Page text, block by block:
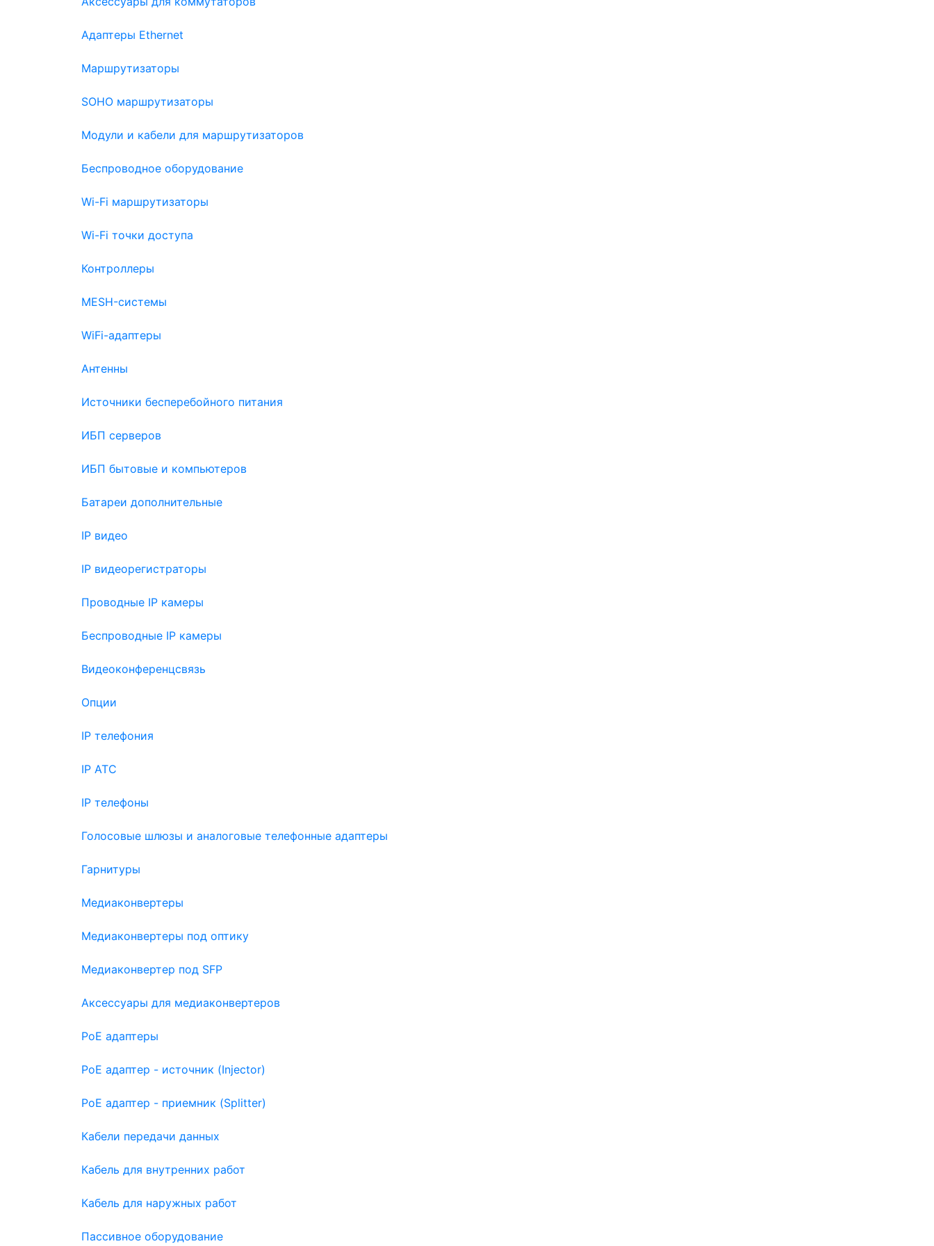
Адаптеры Ethernet
Маршрутизаторы
SOHO маршрутизаторы
Модули и кабели для маршрутизаторов
Беспроводное оборудование
Wi-Fi маршрутизаторы
Wi-Fi точки доступа
Контроллеры
MESH-системы
WiFi-адаптеры
Антенны
Источники бесперебойного питания
ИБП серверов
ИБП бытовые и компьютеров
Батареи дополнительные
IP видео
IP видеорегистраторы
Проводные IP камеры
Беспроводные IP камеры
Видеоконференцсвязь
Опции
IP телефония
IP АТС
IP телефоны
Голосовые шлюзы и аналоговые телефонные адаптеры
Гарнитуры
Медиаконвертеры
Медиаконвертеры под оптику
Медиаконвертер под SFP
Аксессуары для медиаконвертеров
PoE адаптеры
PoE адаптер - источник (Injector)
PoE адаптер - приемник (Splitter)
Кабели передачи данных
Кабель для внутренних работ
Кабель для наружных работ
Пассивное оборудование